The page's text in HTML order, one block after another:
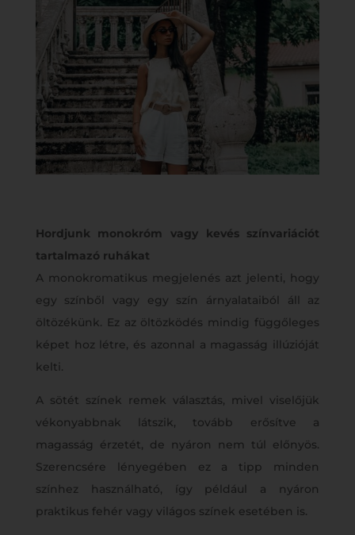
Hordjunk monokróm vagy kevés színvariációt
tartalmazó ruhákat
A monokromatikus megjelenés azt jelenti, hogy
egy színből vagy egy szín árnyalataiból áll az
öltözékünk. Ez az öltözködés mindig függőleges
képet hoz létre, és azonnal a magasság illúzióját
kelti.
A sötét színek remek választás, mivel viselőjük
vékonyabbnak látszik, tovább erősítve a
magasság érzetét, de nyáron nem túl előnyös.
Szerencsére lényegében ez a tipp minden
színhez használható, így például a nyáron
praktikus fehér vagy világos színek esetében is.